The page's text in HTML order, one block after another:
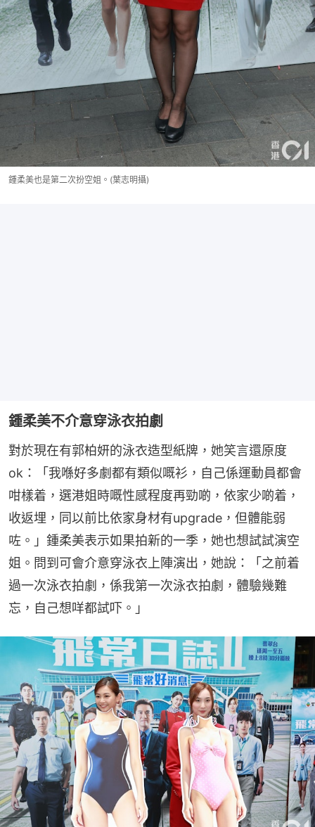
鍾柔美也是第二次扮空姐。(葉志明攝)
鍾柔美不介意穿泳衣拍劇
對於現在有郭柏妍的泳衣造型紙牌，她笑言還原度
ok：「我喺好多劇都有類似嘅衫，自己係運動員都會
咁樣着，選港姐時嘅性感程度再勁啲，依家少啲着，
收返埋，同以前比依家身材有upgrade，但體能弱
咗。」鍾柔美表示如果拍新的一季，她也想試試演空
姐。問到可會介意穿泳衣上陣演出，她說：「之前着
過一次泳衣拍劇，係我第一次泳衣拍劇，體驗幾難
忘，自己想咩都試吓。」